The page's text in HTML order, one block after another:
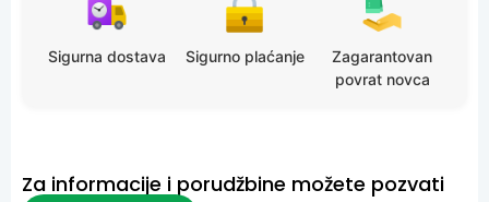
Sigurna dostava Sigurno plaćanje
Zagarantovan
povrat novca
Za informacije i porudžbine možete pozvati